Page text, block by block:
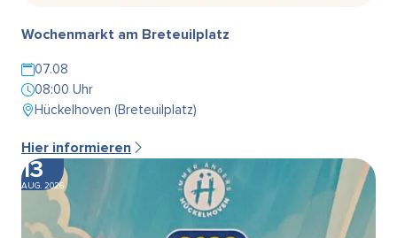
Wochenmarkt am Breteuilplatz
07.08
08:00 Uhr
Hückelhoven (Breteuilplatz)
Hier informieren
13
AUG. 2026